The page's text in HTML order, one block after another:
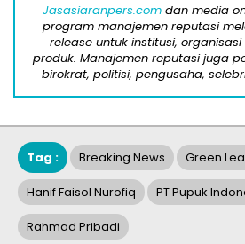
Jasasiaranpers.com dan media
program manajemen reputasi
release untuk institusi,
produk. Manajemen reputasi juga
birokrat, politisi, pengusaha,
Tag : Breaking News Green
Hanif Faisol Nurofiq PT Pupuk
Rahmad Pribadi